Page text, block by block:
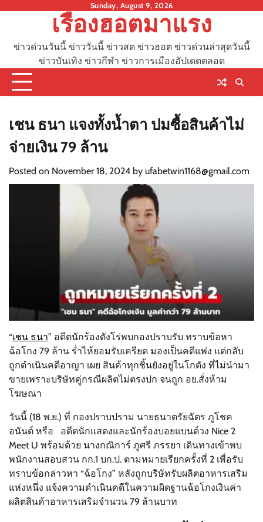
Sunday, August 9, 2026
เรื่องฮอตมาแรง
ข่าวด่วนวันนี้ ข่าววันนี้ ข่าวสด ข่าวฮอต ข่าวด่วนล่าสุดวันนี้
ข่าวบันเทิง ข่าวกีฬา ข่าวการเมืองอัปเดตตลอด
เชน ธนา แจงทั้งน้ำตา ปมซื้อสินค้าไม่
จ่ายเงิน 79 ล้าน
Posted on November 18, 2024 by ufabetwin1168@gmail.com
“เชน ธนา” อดีตนักร้องดังโร่พบกองปราบรับ ทราบข้อหา
ฉ้อโกง 79 ล้าน ร่ำไห้ยอมรับเครียด มองเป็นคดีแพ่ง แต่กลับ
ถูกดำเนินคดีอาญา เผย สินค้าทุกชิ้นยังอยู่ในโกดัง ที่ไม่นำมา
ขายเพราะบริษัทคู่กรณีผลิตไม่ตรงปก จนถูก อย.สั่งห้าม
โฆษณา
วันนี้ (18 พ.ย.) ที่ กองปราบปราม นายธนาตรัยฉัตร ภูโชค
อนันต์ หรือ อดีตนักแสดงและนักร้องบอยแบนด์วง Nice 2
Meet U พร้อมด้วย นางกณิการ์ ภูศรี ภรรยา เดินทางเข้าพบ
พนักงานสอบสวน กก.1 บก.ป. ตามหมายเรียกครั้งที่ 2 เพื่อรับ
ทราบข้อกล่าวหา “ฉ้อโกง” หลังถูกบริษัทรับผลิตอาหารเสริม
แห่งหนึ่ง แจ้งความดำเนินคดีในความผิดฐานฉ้อโกงเงินค่า
ผลิตสินค้าอาหารเสริมจำนวน 79 ล้านบาท